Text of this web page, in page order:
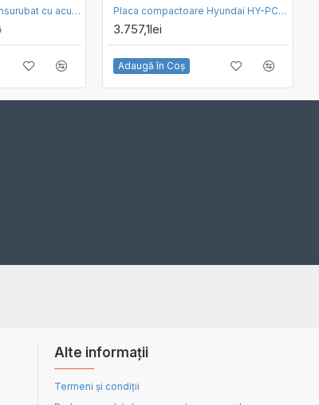
Masina de gaurit si insurubat cu acumulator 18V PowerStack Dewalt DCD805H2T-QW, motor fara perii, cuplu 90 Nm, 2 x acumulator 5.0 Ah, incarcator si valiza transport Placa compactoare Hyundai HY-PC60TL, motor Loncin pe benzina in 4 timpi, 6.5 CP, unidirectionala, forta compactare 12 kN
3.757,1lei
Adaugă în Coş
Alte informații
Termeni și condiții